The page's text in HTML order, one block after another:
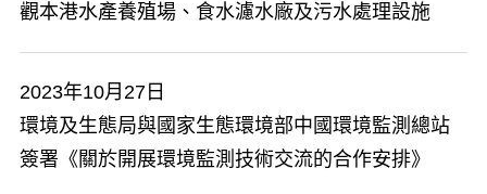
觀本港水產養殖場、食水濾水廠及污水處理設施
2023年10月27日
環境及生態局與國家生態環境部中國環境監測總站
簽署《關於開展環境監測技術交流的合作安排》